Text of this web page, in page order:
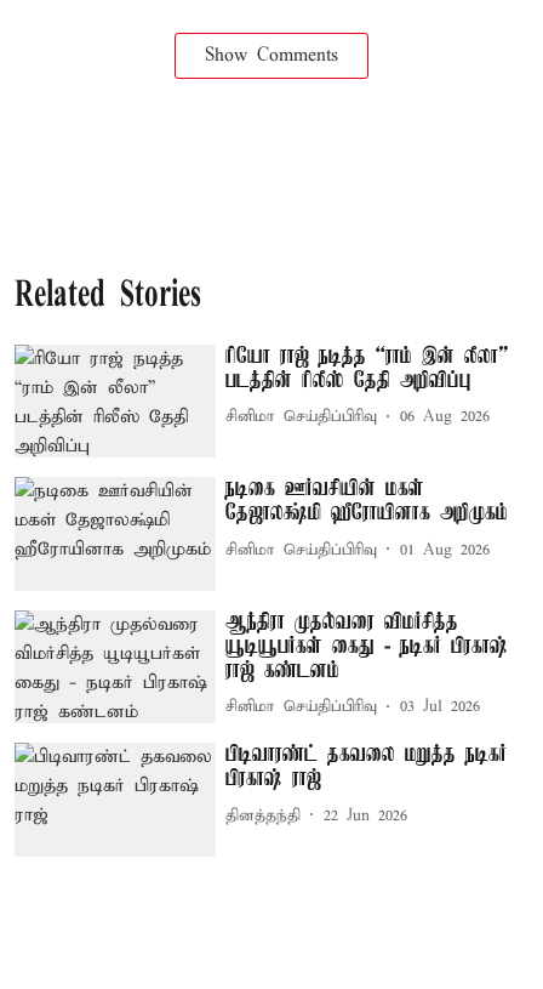
Show Comments
Related Stories
ரியோ ராஜ் நடித்த “ராம் இன் லீலா”
படத்தின் ரிலீஸ் தேதி அறிவிப்பு
சினிமா செய்திப்பிரிவு 06 Aug 2026
நடிகை ஊர்வசியின் மகள்
தேஜாலக்ஷ்மி ஹீரோயினாக அறிமுகம்
சினிமா செய்திப்பிரிவு 01 Aug 2026
ஆந்திரா முதல்வரை விமர்சித்த
யூடியூபர்கள் கைது - நடிகர் பிரகாஷ்
ராஜ் கண்டனம்
சினிமா செய்திப்பிரிவு 03 Jul 2026
பிடிவாரண்ட் தகவலை மறுத்த நடிகர்
பிரகாஷ் ராஜ்
தினத்தந்தி 22 Jun 2026